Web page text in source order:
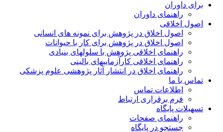
برای داوران
راهنمای داوران
اصول اخلاقی
اصول اخلاق در پژوهش برای نمونه های انسانی
اصول اخلاق در پژوهش برای کار با حیوانات
راهنمای اخلاقی پژوهش با سلولهای بنیادی
راهنمای اخلاقی کارآزماییهای بالینی
راهنمای اخلاق در انتشار آثار پژوهشی علوم پزشکی
تماس با ما
اطلاعات تماس
فرم برقراری ارتباط
تسهیلات پایگاه
راهنمای صفحات
جستجو در پایگاه